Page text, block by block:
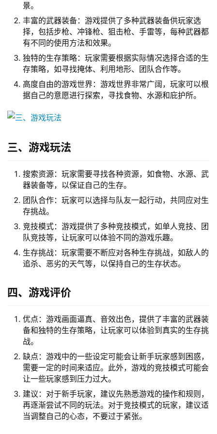
景。
丰富的武器装备：游戏提供了多种武器装备供玩家选
择，包括步枪、冲锋枪、狙击枪、手雷等，每种武器都
有不同的使用方法和效果。
独特的生存策略：玩家需要根据实际情况选择合适的生
存策略，如寻找掩体、利用地形、团队合作等。
高度自由的游戏世界：游戏世界非常广阔，玩家可以根
据自己的意愿进行探索，寻找食物、水源和庇护所。
三、游戏玩法
搜索资源：玩家需要寻找各种资源，如食物、水源、武
器装备等，以保证自己的生存。
团队合作：玩家可以选择与队友一起行动，共同应对生
存挑战。
竞技模式：游戏提供了多种竞技模式，如单人竞技、团
队竞技等，让玩家可以体验不同的游戏乐趣。
生存挑战：玩家需要不断应对各种生存挑战，如敌人的
追杀、恶劣的天气等，以保持自己的生存状态。
四、游戏评价
优点：游戏画面逼真、音效出色，提供了丰富的武器装
备和独特的生存策略，让玩家可以体验到真实的生存挑
战。
缺点：游戏中的一些设定可能会让新手玩家感到困惑，
需要一定的时间来适应。此外，游戏的竞技模式可能会
让一些玩家感到压力过大。
建议：对于新手玩家，建议先熟悉游戏的操作和规则，
再逐渐尝试不同的玩法。对于竞技模式的玩家，建议适
当调整自己的心态，不要过于紧张。